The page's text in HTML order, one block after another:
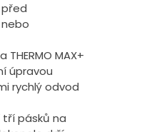
MAX+
úpravou
rychlý odvod
pásků na